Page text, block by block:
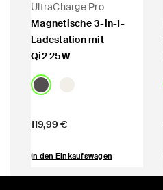
UltraCharge Pro
Magnetische 3-in-1-
Ladestation mit
Qi2 25W
Price:
119,99 €
In den Einkaufswagen